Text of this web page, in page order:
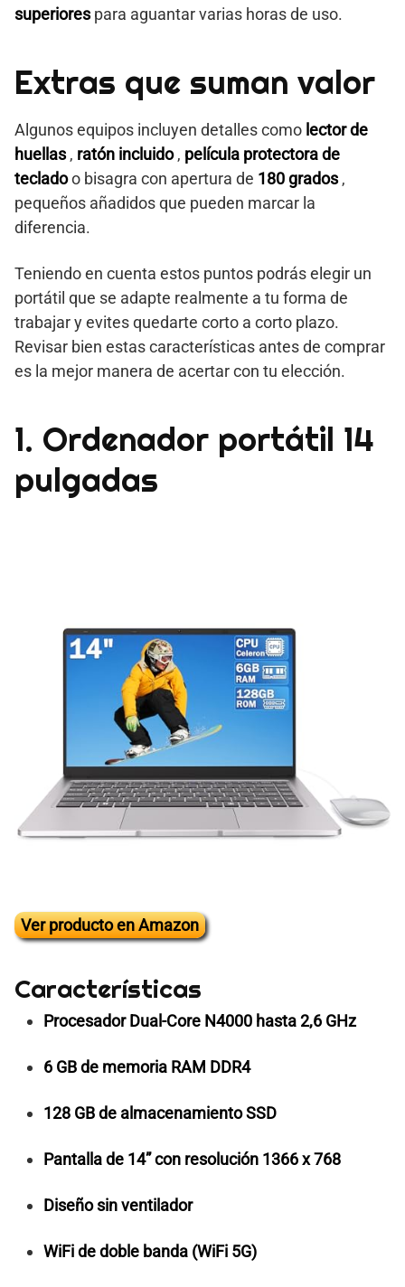
superiorespara aguantar varias horas de uso.
Extras que suman valor
Algunos equipos incluyen detalles como lector de
huellas, ratón incluido, película protectora de
tecladoo bisagra con apertura de 180 grados,
pequeños añadidos que pueden marcar la
diferencia.
Teniendo en cuenta estos puntos podrás elegir un
portátil que se adapte realmente a tu forma de
trabajar y evites quedarte corto a corto plazo.
Revisar bien estas características antes de comprar
es la mejor manera de acertar con tu elección.
1. Ordenador portátil 14
pulgadas
Ver producto en Amazon
Características
Procesador Dual-Core N4000 hasta 2,6 GHz
6 GB de memoria RAM DDR4
128 GB de almacenamiento SSD
Pantalla de 14” con resolución 1366 x 768
Diseño sin ventilador
WiFi de doble banda (WiFi 5G)